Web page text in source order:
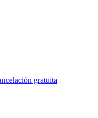
gratuita